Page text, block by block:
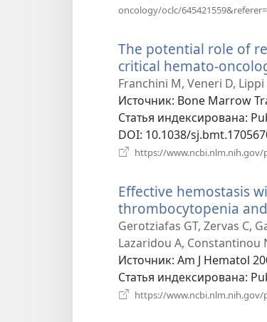
oncology/oclc/
The potential role of
critical hemato-
Franchini M, Veneri D, Lippi
Источник‎: Bone Marrow
Статья индексирована‎:
DOI‎: 10.1038/
https://www.ncbi.nlm.nih.gov/
Effective hemostasis
thrombocytopenia
Gerotziafas GT, Zervas C,
Lazaridou A, Constantinou
Источник‎: Am J Hematol
Статья индексирована‎:
https://www.ncbi.nlm.nih.gov/